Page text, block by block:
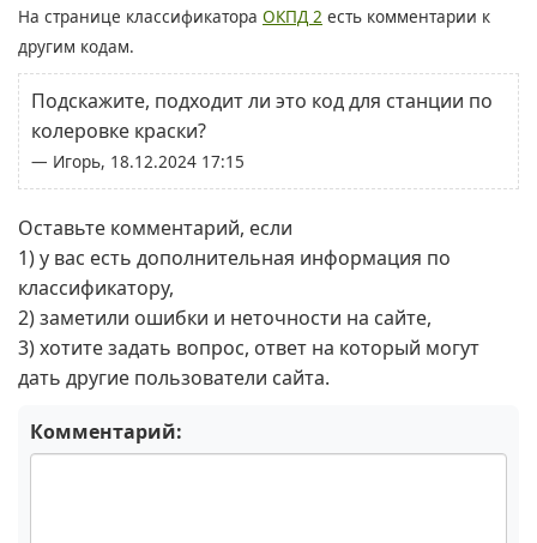
На странице классификатора ОКПД 2 есть комментарии к
другим кодам.
Подскажите, подходит ли это код для станции по
колеровке краски?
— Игорь, 18.12.2024 17:15
Оставьте комментарий, если
1) у вас есть дополнительная информация по
классификатору,
2) заметили ошибки и неточности на сайте,
3) хотите задать вопрос, ответ на который могут
дать другие пользователи сайта.
Комментарий: